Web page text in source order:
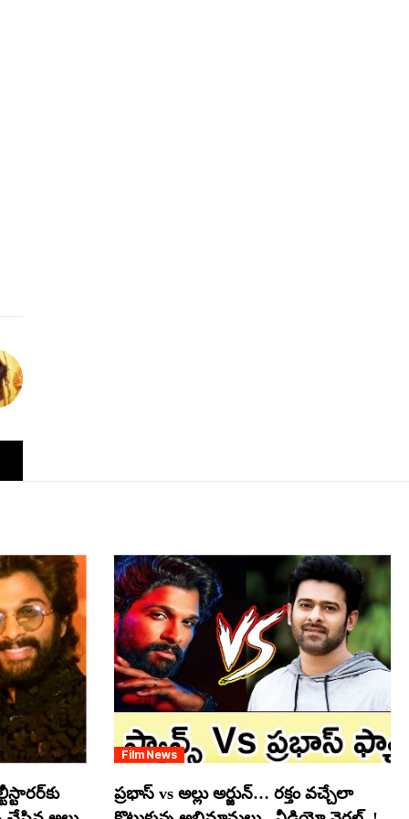
Film News
ప్రభాస్ vs అల్లు అర్జున్… రక్తం వచ్చేలా